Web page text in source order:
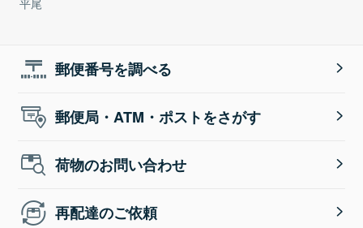
郵便番号を調べる
郵便局・ATM・ポストをさがす
荷物のお問い合わせ
再配達のご依頼